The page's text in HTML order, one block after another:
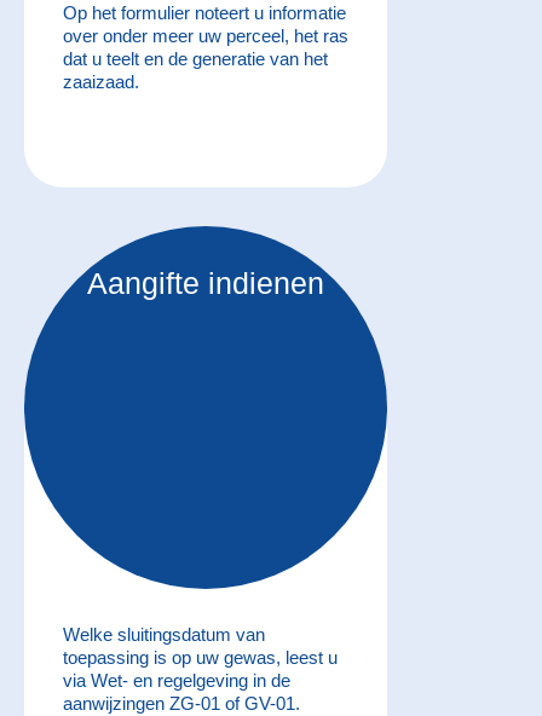
Op het formulier noteert u informatie
over onder meer uw perceel, het ras
dat u teelt en de generatie van het
zaaizaad.
Aangifte indienen
Welke sluitingsdatum van
toepassing is op uw gewas, leest u
via Wet- en regelgeving in de
aanwijzingen ZG-01 of GV-01.